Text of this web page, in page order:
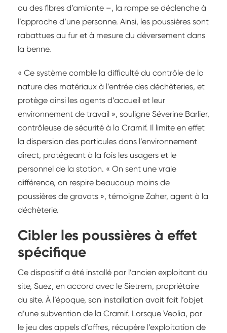
ou des fibres d’amiante –, la rampe se déclenche à
l’approche d’une personne. Ainsi, les poussières sont
rabattues au fur et à mesure du déversement dans
la benne.
« Ce système comble la difficulté du contrôle de la
nature des matériaux à l’entrée des déchèteries, et
protège ainsi les agents d’accueil et leur
environnement de travail », souligne Séverine Barlier,
contrôleuse de sécurité à la Cramif. Il limite en effet
la dispersion des particules dans l’environnement
direct, protégeant à la fois les usagers et le
personnel de la station. « On sent une vraie
différence, on respire beaucoup moins de
poussières de gravats », témoigne Zaher, agent à la
déchèterie.
Cibler les poussières à effet
spécifique
Ce dispositif a été installé par l’ancien exploitant du
site, Suez, en accord avec le Sietrem, propriétaire
du site. À l’époque, son installation avait fait l’objet
d’une subvention de la Cramif. Lorsque Veolia, par
le jeu des appels d’offres, récupère l’exploitation de